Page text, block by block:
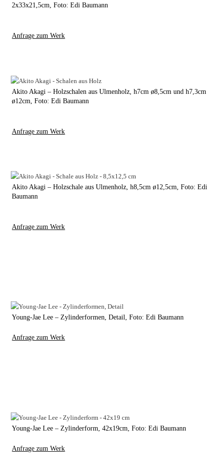
2x33x21,5cm, Foto: Edi Baumann
Anfrage zum Werk
Akito Akagi – Holzschalen aus Ulmenholz, h7cm ø8,5cm und h7,3cm
ø12cm, Foto: Edi Baumann
Anfrage zum Werk
Akito Akagi – Holzschale aus Ulmenholz, h8,5cm ø12,5cm, Foto: Edi
Baumann
Anfrage zum Werk
Young-Jae Lee – Zylinderformen, Detail, Foto: Edi Baumann
Anfrage zum Werk
Young-Jae Lee – Zylinderform, 42x19cm, Foto: Edi Baumann
Anfrage zum Werk